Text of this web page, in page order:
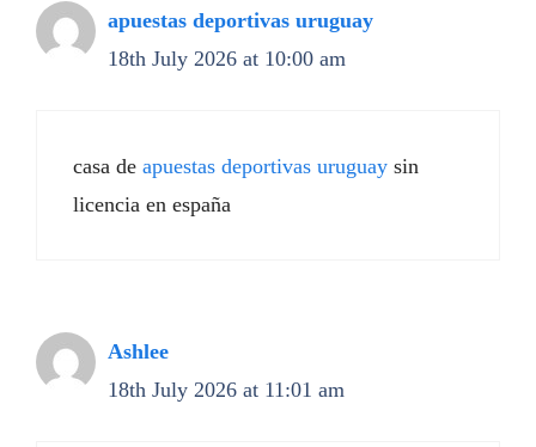
apuestas deportivas uruguay
18th July 2026 at 10:00 am
casa de apuestas deportivas uruguay sin
licencia en españa
Ashlee
18th July 2026 at 11:01 am